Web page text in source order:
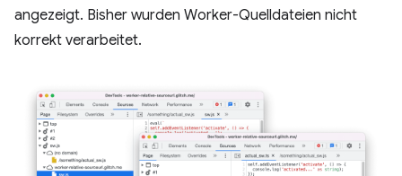
angezeigt. Bisher wurden Worker-Quelldateien nicht
korrekt verarbeitet.